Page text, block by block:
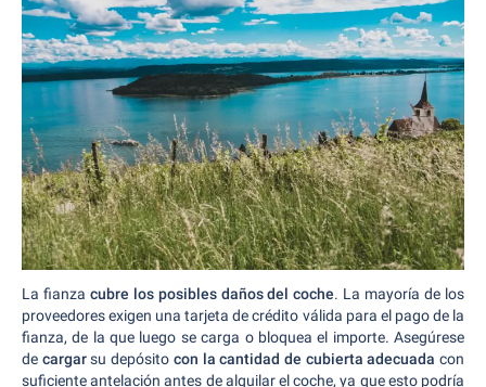
La fianza cubre los posibles daños del coche. La mayoría de los
proveedores exigen una tarjeta de crédito válida para el pago de la
fianza, de la que luego se carga o bloquea el importe. Asegúrese
de cargarsu depósito con la cantidad de cubierta adecuada con
suficiente antelación antes de alquilar el coche, ya que esto podría